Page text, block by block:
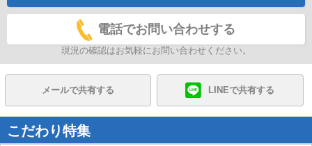
電話でお問い合わせする
現況の確認はお気軽にお問い合わせください。
メールで共有する LINEで共有する
こだわり特集